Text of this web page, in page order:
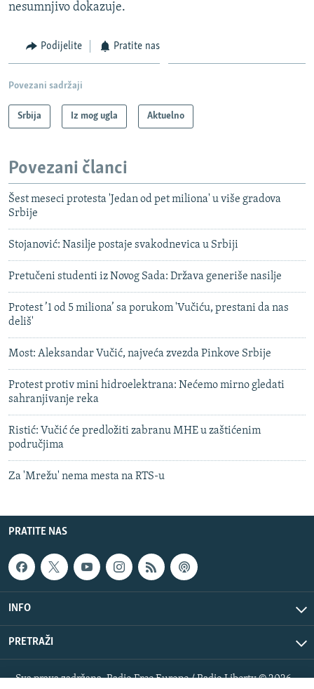
nesumnjivo dokazuje.
Podijelite Pratite nas
Povezani sadržaji
Srbija Iz mog ugla Aktuelno
Povezani članci
Šest meseci protesta 'Jedan od pet miliona' u više gradova
Srbije
Stojanović: Nasilje postaje svakodnevica u Srbiji
Pretučeni studenti iz Novog Sada: Država generiše nasilje
Protest ’1 od 5 miliona’ sa porukom 'Vučiću, prestani da nas
deliš'
Most: Aleksandar Vučić, najveća zvezda Pinkove Srbije
Protest protiv mini hidroelektrana: Nećemo mirno gledati
sahranjivanje reka
Ristić: Vučić će predložiti zabranu MHE u zaštićenim
područjima
Za 'Mrežu' nema mesta na RTS-u
PRATITE NAS
INFO
PRETRAŽI
Sva prava zadržana. Radio Free Europe / Radio Liberty © 2026